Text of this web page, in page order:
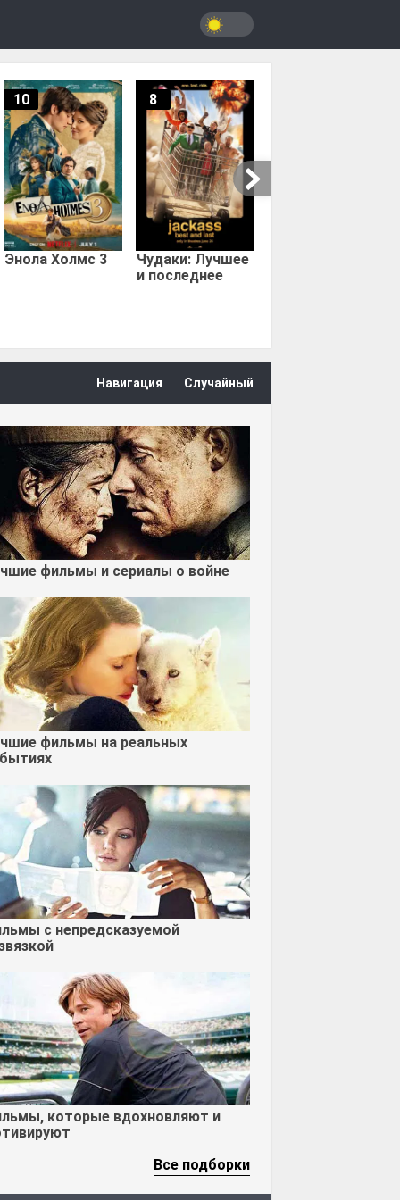
Энола Холмс 3
10
Чудаки: Лучшее
и последнее
8
Навигация Случайный
фильмы и сериалы о войне
фильмы на реальных
с непредсказуемой
которые вдохновляют и
Все подборки